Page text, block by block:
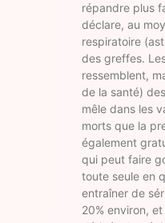
répandre plus
déclare, au
respiratoire
des greffes.
ressemblent,
de la santé)
mêle dans les
morts que la
également
qui peut faire
toute seule en
entraîner de
20% environ,